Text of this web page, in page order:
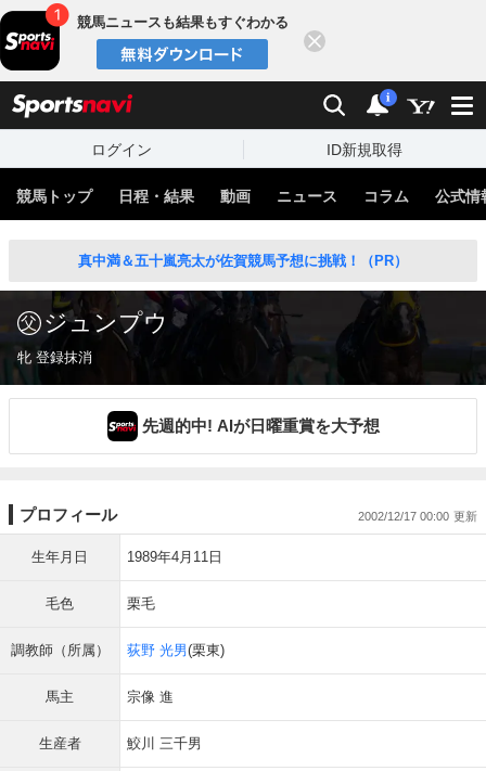
競馬ニュースも結果もすぐわかる
検索 通知
i
ログイン ID新規取得
競馬トップ 日程・結果 動画 ニュース コラム 公式情
真中満＆五十嵐亮太が佐賀競馬予想に挑戦！（PR）
ジュンプウ
牝 登録抹消
先週的中! AIが日曜重賞を大予想
プロフィール 2002/12/17 00:00
生年月日 1989年4月11日
毛色 栗毛
調教師（所属） 荻野 光男(栗東)
馬主 宗像 進
生産者 鮫川 三千男